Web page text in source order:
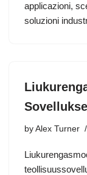
applicazioni,
soluzioni
by Alex Turner